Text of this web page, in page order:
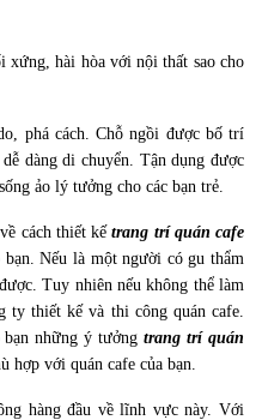
xứng, hài hòa với nội thất sao cho
phá cách. Chỗ ngồi được bố trí
dàng di chuyển. Tận dụng được
ảo lý tưởng cho các bạn trẻ.
cách thiết kếtrang trí quán cafe
Nếu là một người có gu thẩm
Tuy nhiên nếu không thể làm
ty thiết kế và thi công quán cafe.
bạn những ý tưởngtrang trí quán
hợp với quán cafe của bạn.
hàng đầu về lĩnh vực này. Với